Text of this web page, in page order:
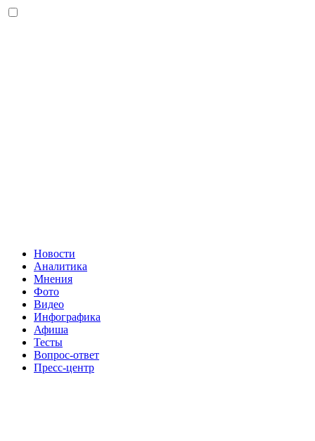
Новости
Аналитика
Мнения
Фото
Видео
Инфографика
Афиша
Тесты
Вопрос-ответ
Пресс-центр